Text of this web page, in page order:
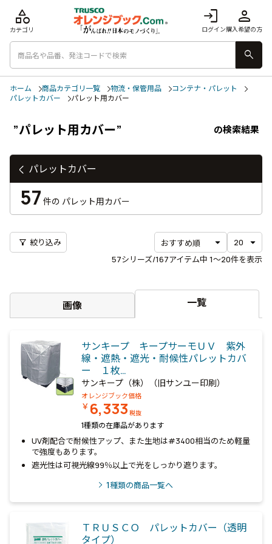
login
ログイン
person
購入希望の方
category
カテゴリ
search
ホーム 商品カテゴリ一覧 物流・保管用品
コンテナ・パレット
パレットカバー
パレット用カバー
”パレット用カバー” の検索結果
57シリーズ/167アイテム中 1〜20件を表示
filter_alt 絞り込み
画像 一覧
サンキープ キープサーモＵＶ 紫外
線・遮熱・遮光・耐候性パレットカバ
ー １枚…
サンキープ（株）（旧サンユー印刷）
オレンジブック価格
￥ 6,333 税抜
1種類の在庫品があります
UV剤配合で耐候性アップ、また生地は#3400相当のため軽量
で強度もあります。
遮光性は可視光線99％以上で光をしっかり遮ります。
1種類の商品一覧へ
ＴＲＵＳＣＯ パレットカバー（透明
タイプ）
パレットカバー
57 件の パレット用カバー